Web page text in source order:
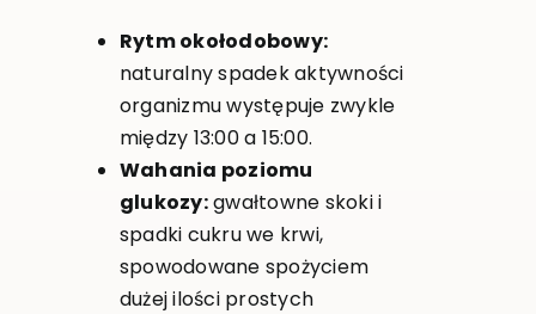
Rytm okołodobowy:
naturalny spadek aktywności
organizmu występuje zwykle
między 13:00 a 15:00.
Wahania poziomu
glukozy:gwałtowne skoki i
spadki cukru we krwi,
spowodowane spożyciem
dużej ilości prostych